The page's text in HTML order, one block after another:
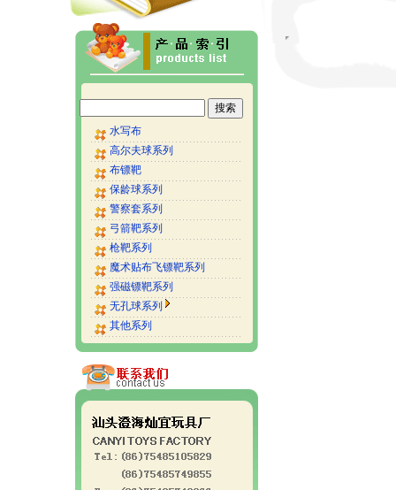
水写布
高尔夫球系列
布镖靶
保龄球系列
警察套系列
弓箭靶系列
枪靶系列
魔术贴布飞镖靶系列
强磁镖靶系列
无孔球系列
其他系列